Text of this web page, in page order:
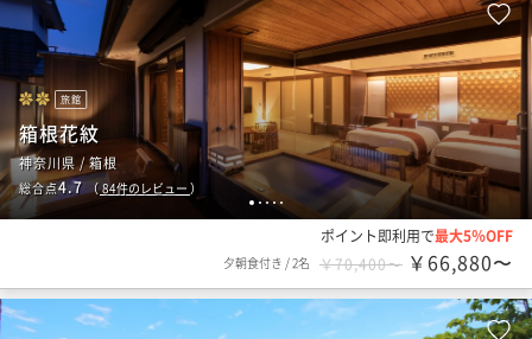
1 2345
旅館
箱根花紋
神奈川県 / 箱根
総合点4.7 （84件のレビュー ）
ポイント即利用で最大5％OFF
夕朝食付き /2名 ￥70,400〜 ￥66,880〜